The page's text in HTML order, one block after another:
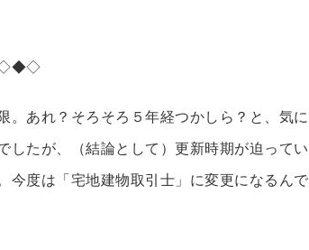
あれ？そろそろ５年経つかしら？と、気に
したが、（結論として）更新時期が迫ってい
今度は「宅地建物取引士」に変更になるんで